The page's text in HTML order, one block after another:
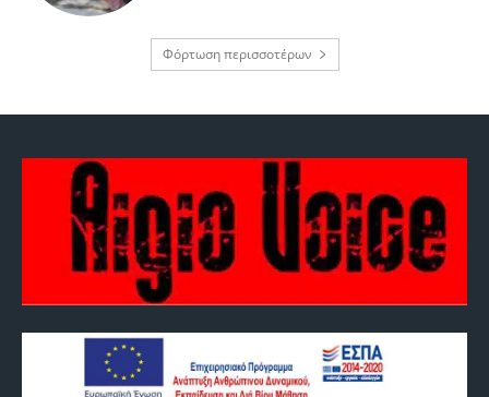
Φόρτωση περισσοτέρων